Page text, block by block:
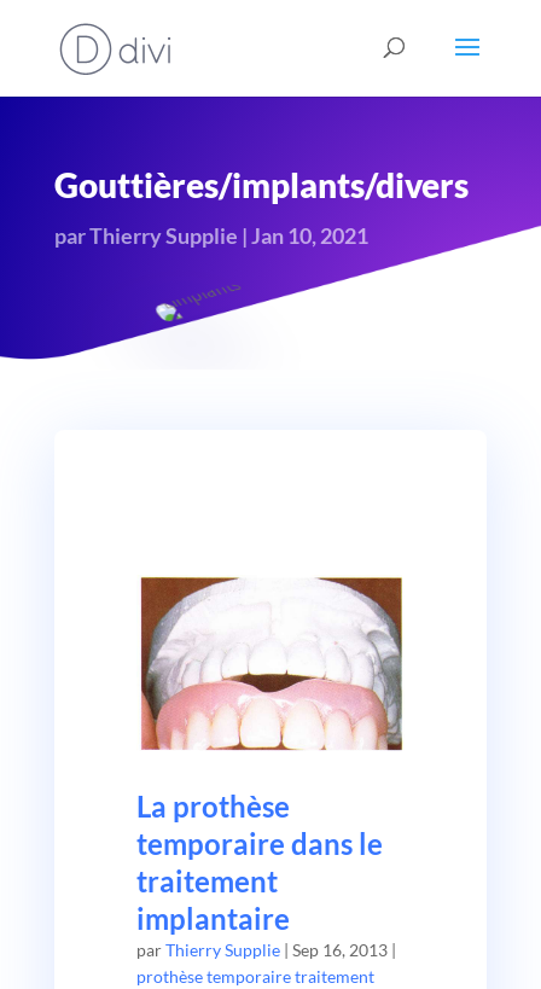
Gouttières/implants/divers
parThierry Supplie |Jan 10, 2021
La prothèse
temporaire dans le
traitement
implantaire
parThierry Supplie| Sep 16, 2013|
prothèse temporaire traitement